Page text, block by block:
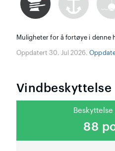
Muligheter for å fortøye i denne
Oppdatert 30. Jul 2026.
Vindbeskyttelse
88